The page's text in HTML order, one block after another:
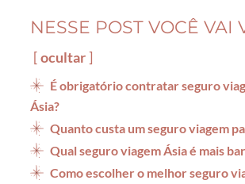
NESSE POST VOCÊ VAI
ocultar
É obrigatório contratar seguro
Ásia?
Quanto custa um seguro viagem
Qual seguro viagem Ásia é mais
Como escolher o melhor seguro